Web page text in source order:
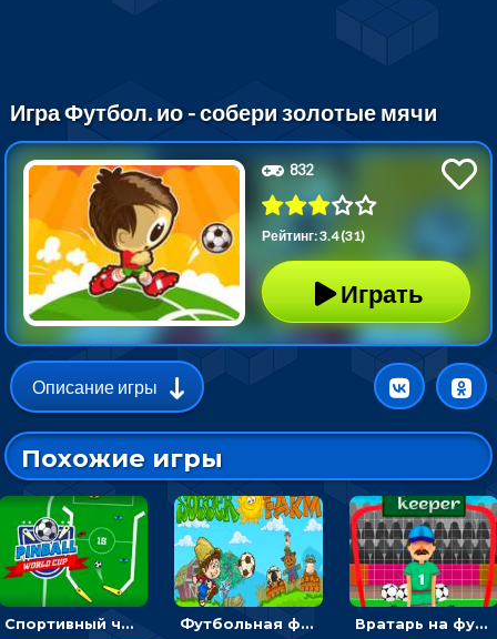
Игра Футбол. ио - собери золотые мячи
832
Рейтинг: 3.4 (31)
Играть
Описание игры
Похожие игры
Спортивный чемпионат по пейнтболу: ударять по ракеткам, чтобы забивать футбольный мяч в ворота Футбольная ферма: бей по мячу, чтобы забивать в ворота и ловить звезды Вратарь на футбольном поле: тапай, чтобы отбивать мячи в воротах ногами и руками - спортивные